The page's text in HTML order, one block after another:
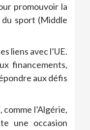
promouvoir la
sport (Middle
liens avec l’UE.
financements,
aux défis
l’Algérie,
une occasion